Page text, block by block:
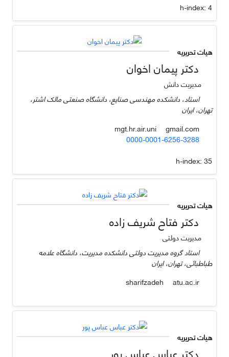
h-index: 4
هیات تحریریه
دکتر پیمان اخوان
مدیریت دانش
استاد، دانشکده مهندسی صنایع، دانشگاه صنعتی مالک اشتر،
تهران، ایران
gmail.com
0000-0001-6256-3288
h-index: 35
هیات تحریریه
دکتر فتاح شریف زاده
مدیریت دولتی
استاد گروه مدیریت دولتی دانشکده مدیریت، دانشگاه علامه
طباطبائی، تهران، ایران
sharifzadeh
atu.ac.ir
هیات تحریریه
دکتر عباس عباس پور